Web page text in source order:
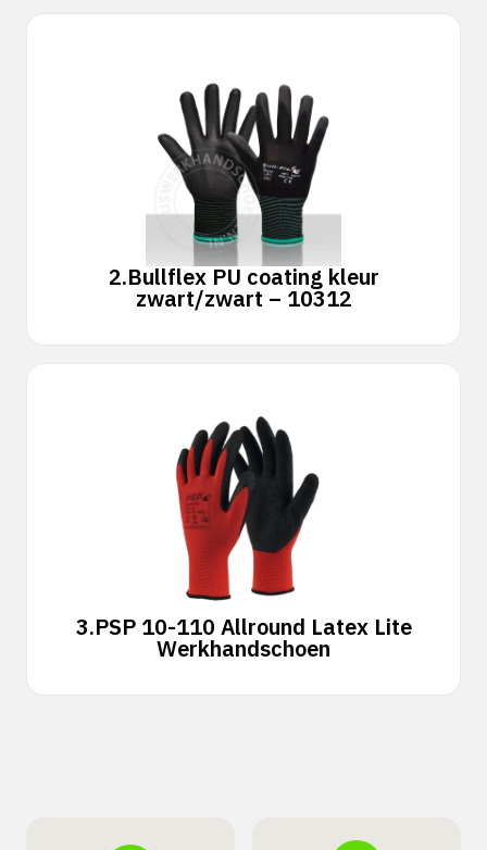
2.Bullflex PU coating kleur
zwart/zwart – 10312
3.PSP 10-110 Allround Latex Lite
Werkhandschoen